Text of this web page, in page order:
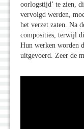
oorlogstijd’ te zien,
vervolgd werden,
het verzet zaten. Na
composities, terwijl
Hun werken worden
uitgevoerd. Zeer de